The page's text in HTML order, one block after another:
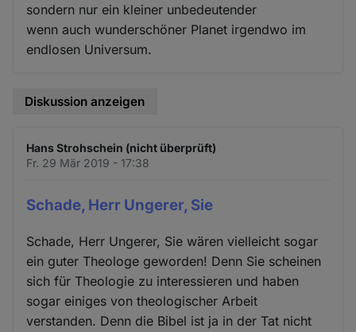
sondern nur ein kleiner unbedeutender
wenn auch wunderschöner Planet irgendwo im
endlosen Universum.
Diskussion anzeigen
Hans Strohschein (nicht überprüft)
Fr. 29 Mär 2019 - 17:38
Schade, Herr Ungerer, Sie
Schade, Herr Ungerer, Sie wären vielleicht sogar
ein guter Theologe geworden! Denn Sie scheinen
sich für Theologie zu interessieren und haben
sogar einiges von theologischer Arbeit
verstanden. Denn die Bibel ist ja in der Tat nicht